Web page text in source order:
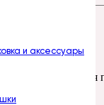
и аксессуары
этом браузере